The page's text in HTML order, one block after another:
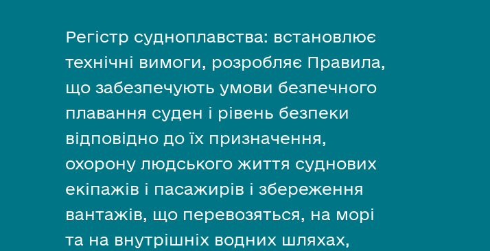
Регістр судноплавства: встановлює
технічні вимоги, розробляє Правила,
що забезпечують умови безпечного
плавання суден і рівень безпеки
відповідно до їх призначення,
охорону людського життя суднових
екіпажів і пасажирів і збереження
вантажів, що перевозяться, на морі
та на внутрішніх водних шляхах,